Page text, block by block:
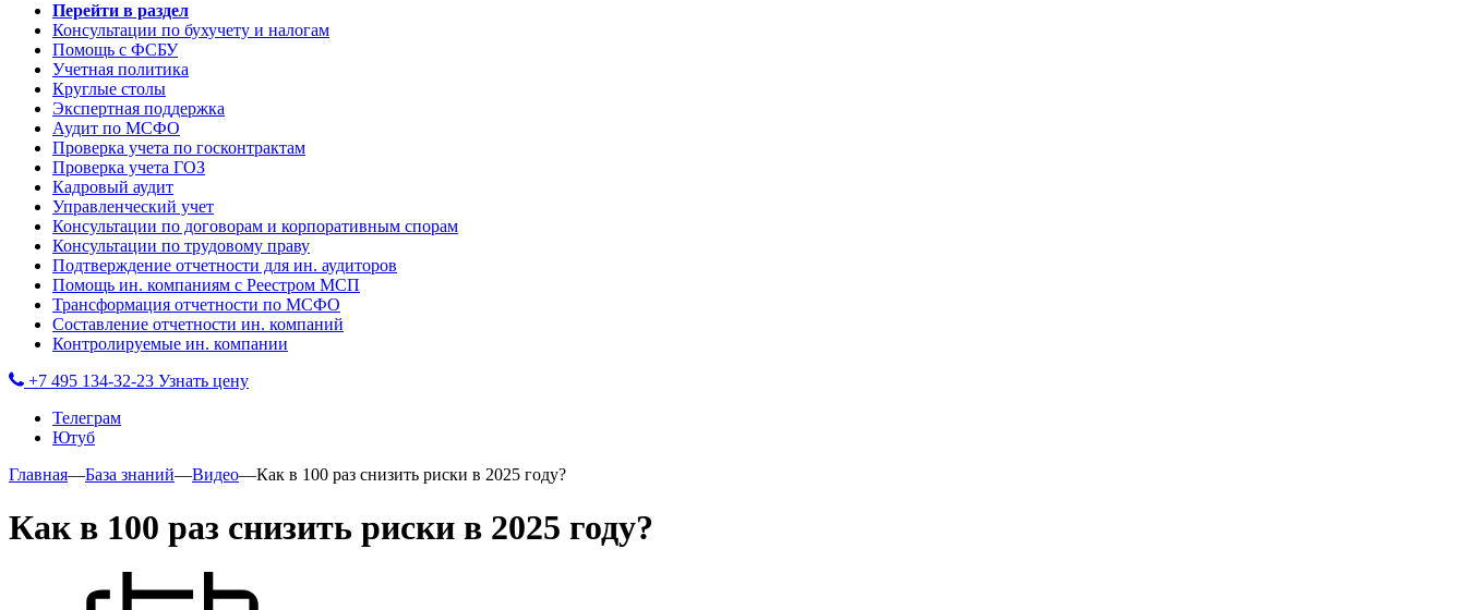
Перейти в раздел
Консультации по бухучету и налогам
Помощь с ФСБУ
Учетная политика
Круглые столы
Экспертная поддержка
Аудит по МСФО
Проверка учета по госконтрактам
Проверка учета ГОЗ
Кадровый аудит
Управленческий учет
Консультации по договорам и корпоративным спорам
Консультации по трудовому праву
Подтверждение отчетности для ин. аудиторов
Помощь ин. компаниям с Реестром МСП
Трансформация отчетности по МСФО
Составление отчетности ин. компаний
Контролируемые ин. компании
+7 495 134-32-23 Узнать цену
Телеграм
Ютуб
Главная—База знаний—Видео—Как в 100 раз снизить риски в 2025 году?
Как в 100 раз снизить риски в 2025 году?